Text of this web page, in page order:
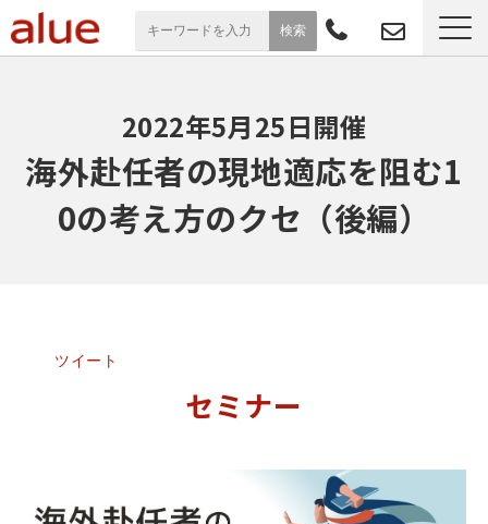
導入事例
お役立ち情報
2022年5月25日開催
海外赴任者の現地適応を阻む1
0の考え方のクセ（後編）
ツイート
セミナー